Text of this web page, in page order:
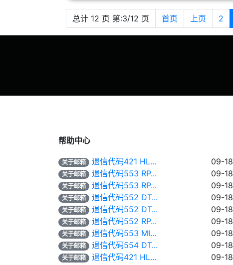
总计 12 页 第:3/12 页 首页 上页 2
帮助中心
09-18
关于邮箱 退信代码421 HL...
09-18
关于邮箱 退信代码553 RP...
09-18
关于邮箱 退信代码553 RP...
09-18
关于邮箱 退信代码552 DT...
09-18
关于邮箱 退信代码552 DT...
09-18
关于邮箱 退信代码552 RP...
09-18
关于邮箱 退信代码553 MI...
09-18
关于邮箱 退信代码554 DT...
09-18
关于邮箱 退信代码421 HL...